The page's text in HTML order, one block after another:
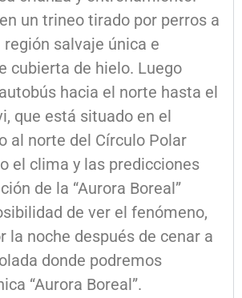
un trineo tirado por perros a
salvaje única e
cubierta de hielo. Luego
hacia el norte hasta el
que está situado en el
al norte del Círculo Polar
el clima y las predicciones
de la “Aurora Boreal”
de ver el fenómeno,
la noche después de cenar a
donde podremos
“Aurora Boreal”.